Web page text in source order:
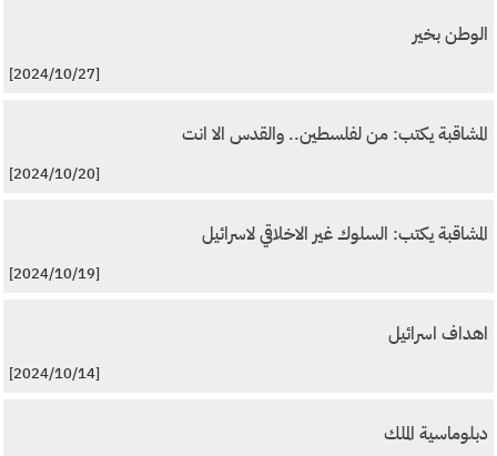
الوطن بخير
[2024/10/27]
المشاقبة يكتب: من لفلسطين.. والقدس الا انت
[2024/10/20]
المشاقبة يكتب: السلوك غير الاخلاقي لاسرائيل
[2024/10/19]
اهداف اسرائيل
[2024/10/14]
دبلوماسية الملك